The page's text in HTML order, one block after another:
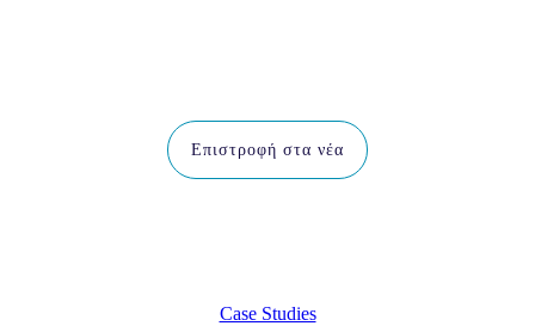
Επιστροφή στα νέα
Case Studies